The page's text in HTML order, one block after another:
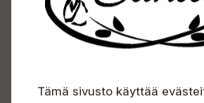
Avoinna
Arkisin 09-18
Lauantaisin 09-16
Info & vaihde
Tämä sivusto käyttää